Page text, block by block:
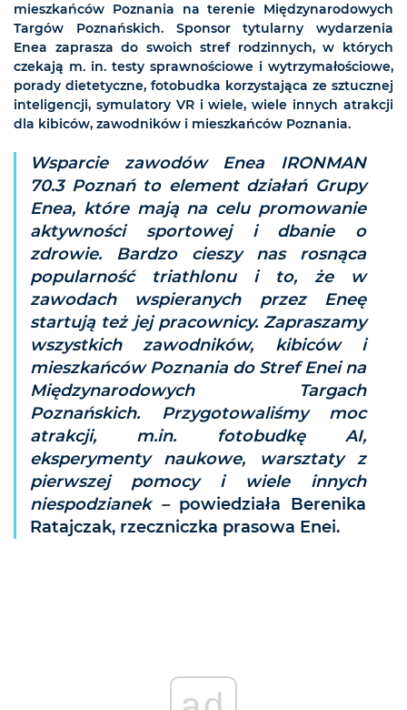
mieszkańców Poznania na terenie Międzynarodowych
Targów Poznańskich. Sponsor tytularny wydarzenia
Enea zaprasza do swoich stref rodzinnych, w których
czekają m. in. testy sprawnościowe i wytrzymałościowe,
porady dietetyczne, fotobudka korzystająca ze sztucznej
inteligencji, symulatory VR i wiele, wiele innych atrakcji
dla kibiców, zawodników i mieszkańców Poznania.
Wsparcie zawodów Enea IRONMAN
70.3 Poznań to element działań Grupy
Enea, które mają na celu promowanie
aktywności sportowej i dbanie o
zdrowie. Bardzo cieszy nas rosnąca
popularność triathlonu i to, że w
zawodach wspieranych przez Eneę
startują też jej pracownicy. Zapraszamy
wszystkich zawodników, kibiców i
mieszkańców Poznania do Stref Enei na
Międzynarodowych Targach
Poznańskich. Przygotowaliśmy moc
atrakcji, m.in. fotobudkę AI,
eksperymenty naukowe, warsztaty z
pierwszej pomocy i wiele innych
niespodzianek –powiedziała Berenika
Ratajczak, rzeczniczka prasowa Enei.